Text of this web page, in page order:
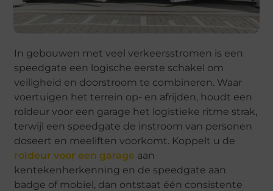
In gebouwen met veel verkeersstromen is een
speedgate een logische eerste schakel om
veiligheid en doorstroom te combineren. Waar
voertuigen het terrein op- en afrijden, houdt een
roldeur voor een garage het logistieke ritme strak,
terwijl een speedgate de instroom van personen
doseert en meeliften voorkomt. Koppelt u de
roldeur voor een garage aan
kentekenherkenning en de speedgate aan
badge of mobiel, dan ontstaat één consistente